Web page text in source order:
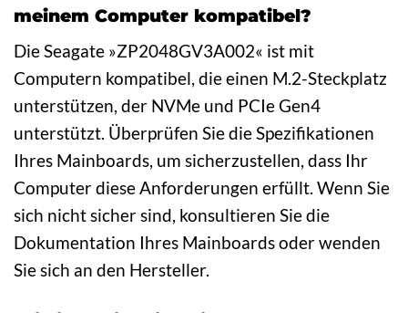
meinem Computer kompatibel?
Die Seagate »ZP2048GV3A002« ist mit
Computern kompatibel, die einen M.2-Steckplatz
unterstützen, der NVMe und PCIe Gen4
unterstützt. Überprüfen Sie die Spezifikationen
Ihres Mainboards, um sicherzustellen, dass Ihr
Computer diese Anforderungen erfüllt. Wenn Sie
sich nicht sicher sind, konsultieren Sie die
Dokumentation Ihres Mainboards oder wenden
Sie sich an den Hersteller.